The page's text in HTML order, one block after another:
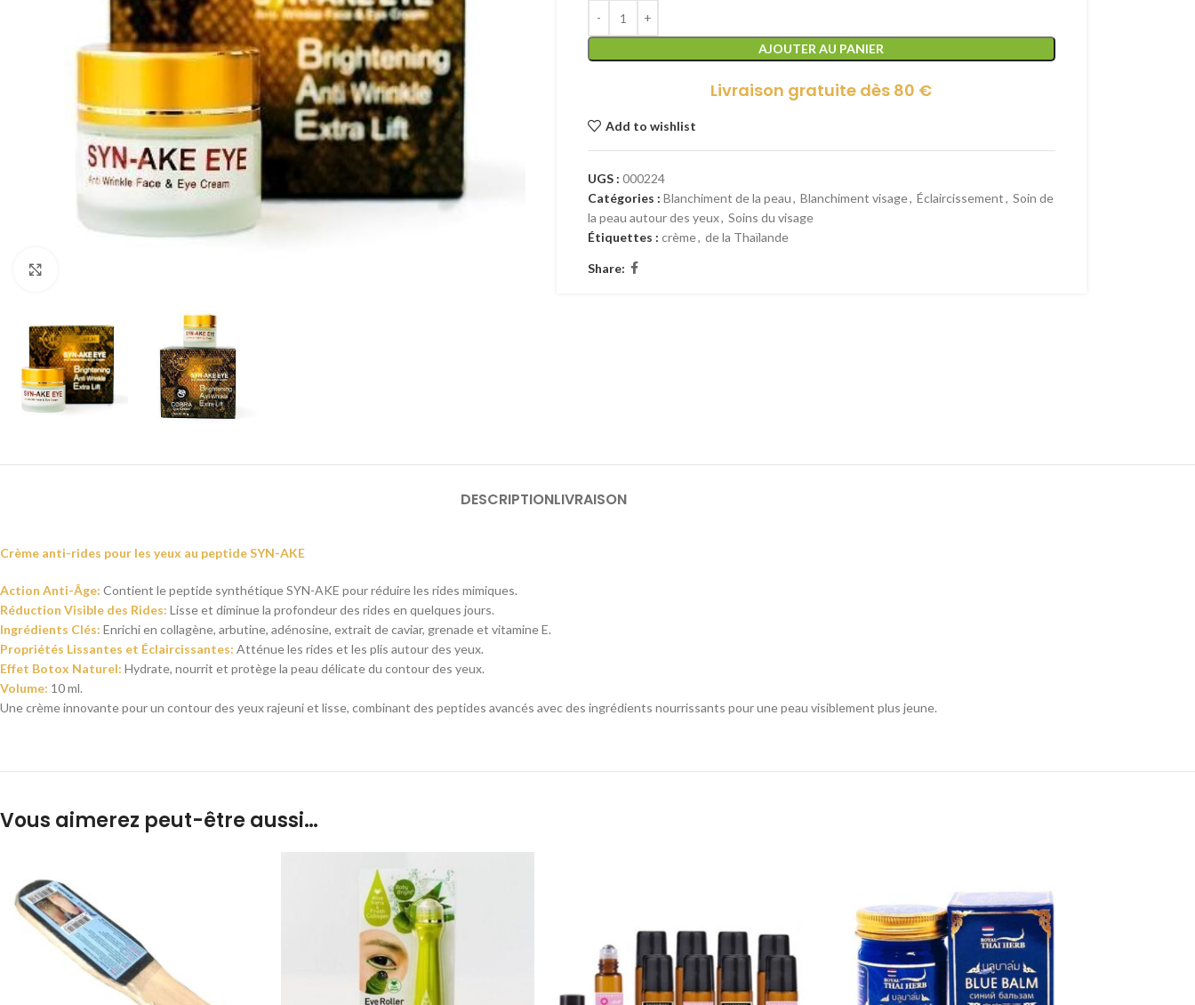
AJOUTER AU PANIER
Livraison gratuite dès 80 €
Add to wishlist
UGS : 000224
Catégories : Blanchiment de la peau, Blanchiment visage, Éclaircissement, Soin de
la peau autour des yeux, Soins du visage
Étiquettes : crème, de la Thaïlande
Share:
DESCRIPTIONLIVRAISON
Crème anti-rides pour les yeux au peptide SYN-AKE
Action Anti-Âge: Contient le peptide synthétique SYN-AKE pour réduire les rides mimiques.
Réduction Visible des Rides: Lisse et diminue la profondeur des rides en quelques jours.
Ingrédients Clés: Enrichi en collagène, arbutine, adénosine, extrait de caviar, grenade et vitamine E.
Propriétés Lissantes et Éclaircissantes: Atténue les rides et les plis autour des yeux.
Effet Botox Naturel: Hydrate, nourrit et protège la peau délicate du contour des yeux.
Volume: 10 ml.
Une crème innovante pour un contour des yeux rajeuni et lisse, combinant des peptides avancés avec des ingrédients nourrissants pour une peau visiblement plus jeune.
Vous aimerez peut-être aussi…